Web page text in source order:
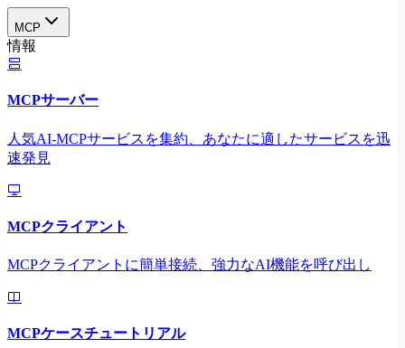
MCP
情報
MCPサーバー
人気AI-MCPサービスを集約、あなたに適したサービスを迅
速発見
MCPクライアント
MCPクライアントに簡単接続、強力なAI機能を呼び出し
MCPケースチュートリアル